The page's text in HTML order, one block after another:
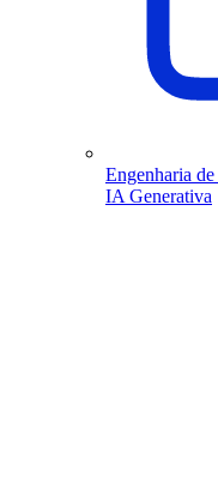
Engenharia
IA Generativa